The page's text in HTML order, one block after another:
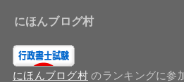
にほんブログ村
にほんブログ村 のランキングに参